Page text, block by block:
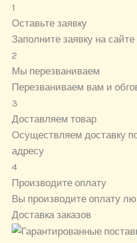
1
Оставьте заявку
Заполните заявку на
2
Мы перезваниваем
Перезваниваем вам и
3
Доставляем товар
Осуществляем доставку
адресу
4
Производите оплату
Вы производите оплату
Доставка заказов